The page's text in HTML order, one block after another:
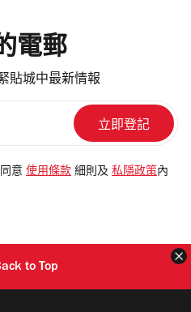
電郵
貼城中最新情報
意 使用條款 細則及 私隱政策 內
to Top